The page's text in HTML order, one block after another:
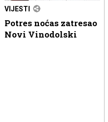
VIJESTI
Potres noćas zatresao
Novi Vinodolski